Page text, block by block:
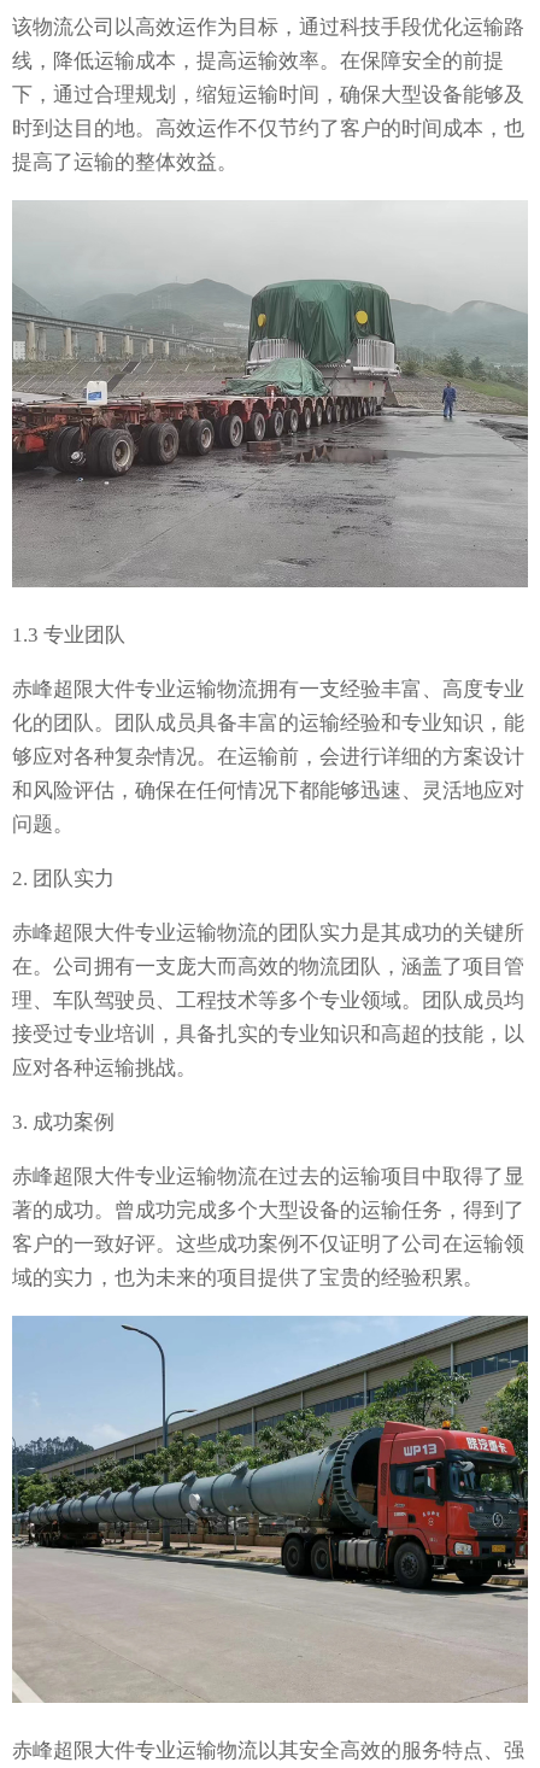
该物流公司以高效运作为目标，通过科技手段优化运输路
线，降低运输成本，提高运输效率。在保障安全的前提
下，通过合理规划，缩短运输时间，确保大型设备能够及
时到达目的地。高效运作不仅节约了客户的时间成本，也
提高了运输的整体效益。
1.3 专业团队
赤峰超限大件专业运输物流拥有一支经验丰富、高度专业
化的团队。团队成员具备丰富的运输经验和专业知识，能
够应对各种复杂情况。在运输前，会进行详细的方案设计
和风险评估，确保在任何情况下都能够迅速、灵活地应对
问题。
2. 团队实力
赤峰超限大件专业运输物流的团队实力是其成功的关键所
在。公司拥有一支庞大而高效的物流团队，涵盖了项目管
理、车队驾驶员、工程技术等多个专业领域。团队成员均
接受过专业培训，具备扎实的专业知识和高超的技能，以
应对各种运输挑战。
3. 成功案例
赤峰超限大件专业运输物流在过去的运输项目中取得了显
著的成功。曾成功完成多个大型设备的运输任务，得到了
客户的一致好评。这些成功案例不仅证明了公司在运输领
域的实力，也为未来的项目提供了宝贵的经验积累。
赤峰超限大件专业运输物流以其安全高效的服务特点、强